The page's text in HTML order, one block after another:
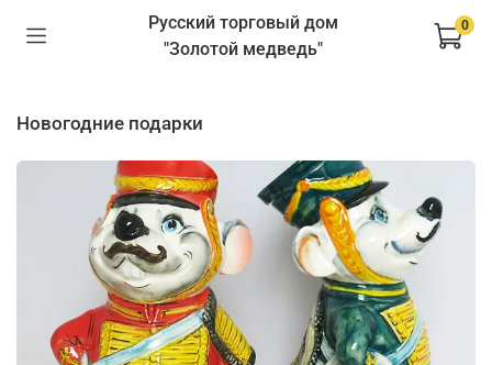
Русский торговый дом
"Золотой медведь"
0
новогодние подарки